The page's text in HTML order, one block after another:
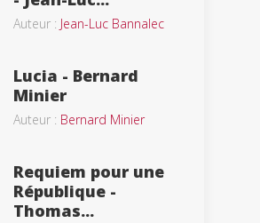
Auteur : Jean-Luc Bannalec
Lucia - Bernard
Minier
Auteur : Bernard Minier
Requiem pour une
République -
Thomas...